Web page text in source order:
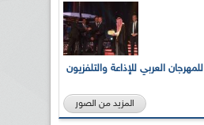
بالصور... الدورة الـ21 للمهرجان العربي للإذاعة والتلفزيون
المزيد من الصور